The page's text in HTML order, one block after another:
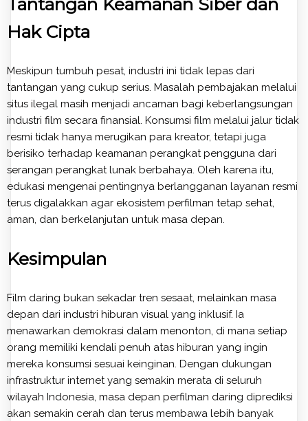
Tantangan Keamanan Siber dan
Hak Cipta
Meskipun tumbuh pesat, industri ini tidak lepas dari
tantangan yang cukup serius. Masalah pembajakan melalui
situs ilegal masih menjadi ancaman bagi keberlangsungan
industri film secara finansial. Konsumsi film melalui jalur tidak
resmi tidak hanya merugikan para kreator, tetapi juga
berisiko terhadap keamanan perangkat pengguna dari
serangan perangkat lunak berbahaya. Oleh karena itu,
edukasi mengenai pentingnya berlangganan layanan resmi
terus digalakkan agar ekosistem perfilman tetap sehat,
aman, dan berkelanjutan untuk masa depan.
Kesimpulan
Film daring bukan sekadar tren sesaat, melainkan masa
depan dari industri hiburan visual yang inklusif. Ia
menawarkan demokrasi dalam menonton, di mana setiap
orang memiliki kendali penuh atas hiburan yang ingin
mereka konsumsi sesuai keinginan. Dengan dukungan
infrastruktur internet yang semakin merata di seluruh
wilayah Indonesia, masa depan perfilman daring diprediksi
akan semakin cerah dan terus membawa lebih banyak